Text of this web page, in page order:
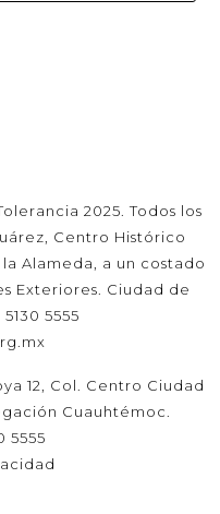
2025. Todos los
Centro Histórico
Alameda, a un costado
Exteriores. Ciudad de
5555
12, Col. Centro Ciudad
Cuauhtémoc.
5555